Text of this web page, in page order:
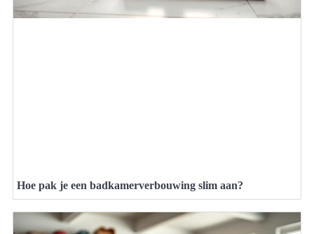
Hoe pak je een badkamerverbouwing slim aan?